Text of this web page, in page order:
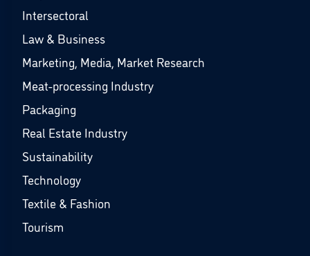
Intersectoral
Law & Business
Marketing, Media, Market Research
Meat-processing Industry
Packaging
Real Estate Industry
Sustainability
Technology
Textile & Fashion
Tourism